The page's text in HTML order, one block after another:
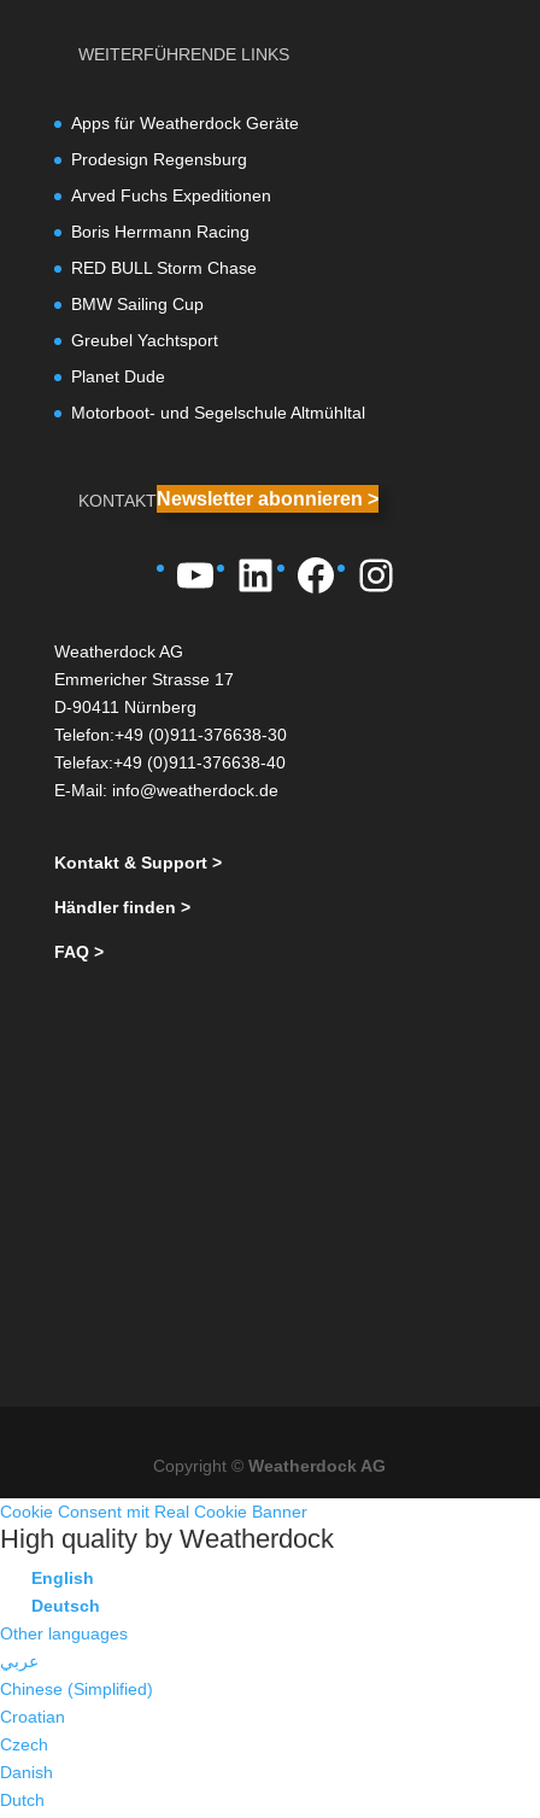
WEITERFÜHRENDE LINKS
Apps für Weatherdock Geräte
Prodesign Regensburg
Arved Fuchs Expeditionen
Boris Herrmann Racing
RED BULL Storm Chase
BMW Sailing Cup
Greubel Yachtsport
Planet Dude
Motorboot- und Segelschule Altmühltal
KONTAKTNewsletter abonnieren >
YouTube
LinkedIn
Facebook
Weatherdock AG
Emmericher Strasse 17
D-90411 Nürnberg
Telefon:+49 (0)911-376638-30
Telefax:+49 (0)911-376638-40
E-Mail: info@weatherdock.de
Kontakt & Support >
Händler finden >
FAQ >
Copyright ©Weatherdock AG
Cookie Consent mit Real Cookie Banner
High quality by Weatherdock
English
Deutsch
Other languages
عربي
Chinese (Simplified)
Croatian
Czech
Danish
Dutch